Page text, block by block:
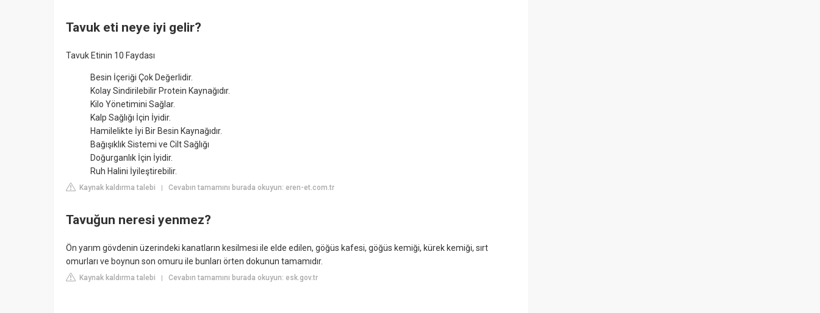
Tavuk eti neye iyi gelir?
Tavuk Etinin 10 Faydası
Besin İçeriği Çok Değerlidir.
Kolay Sindirilebilir Protein Kaynağıdır.
Kilo Yönetimini Sağlar.
Kalp Sağlığı İçin İyidir.
Hamilelikte İyi Bir Besin Kaynağıdır.
Bağışıklık Sistemi ve Cilt Sağlığı
Doğurganlık İçin İyidir.
Ruh Halini İyileştirebilir.
Kaynak kaldırma talebi | Cevabın tamamını burada okuyun: eren-et.com.tr
Tavuğun neresi yenmez?
Ön yarım gövdenin üzerindeki kanatların kesilmesi ile elde edilen, göğüs kafesi, göğüs kemiği, kürek kemiği, sırt
omurları ve boynun son omuru ile bunları örten dokunun tamamıdır.
Kaynak kaldırma talebi | Cevabın tamamını burada okuyun: esk.gov.tr